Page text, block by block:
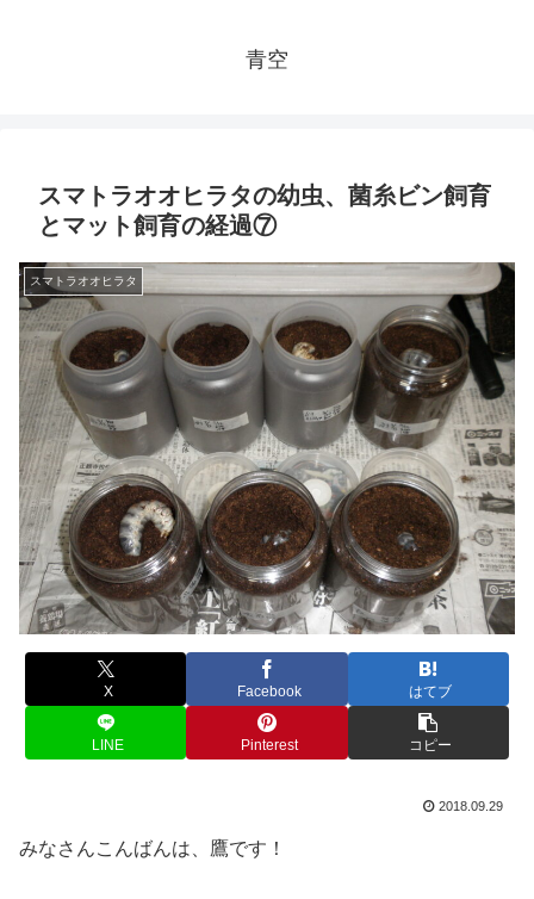
青空
スマトラオオヒラタの幼虫、菌糸ビン飼育
とマット飼育の経過⑦
スマトラオオヒラタ
X Facebook はてブ
LINE Pinterest コピー
2018.09.29
みなさんこんばんは、鷹です！